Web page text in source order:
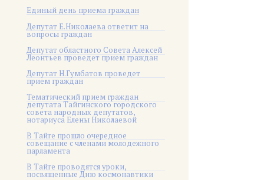
Единый день приема граждан
Депутат Е.Николаева ответит на
вопросы граждан
Депутат областного Совета Алексей
Леонтьев проведет прием граждан
Депутат Н.Гумбатов проведет
прием граждан
Тематический прием граждан
депутата Тайгинского городского
совета народных депутатов,
нотариуса Елены Николаевой
В Тайге прошло очередное
совещание с членами молодежного
парламента
В Тайге проводятся уроки,
посвященные Дню космонавтики